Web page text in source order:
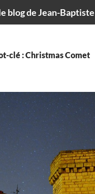
clé : Christmas Comet